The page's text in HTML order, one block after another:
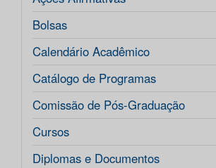
Bolsas
Calendário Acadêmico
Catálogo de Programas
Comissão de Pós-Graduação
Cursos
Diplomas e Documentos